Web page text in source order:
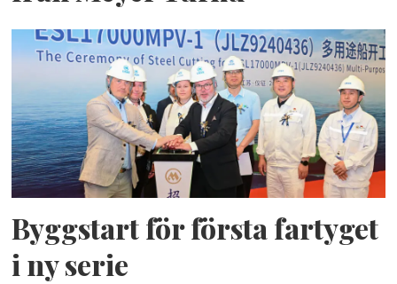
Byggstart för första fartyget
i ny serie